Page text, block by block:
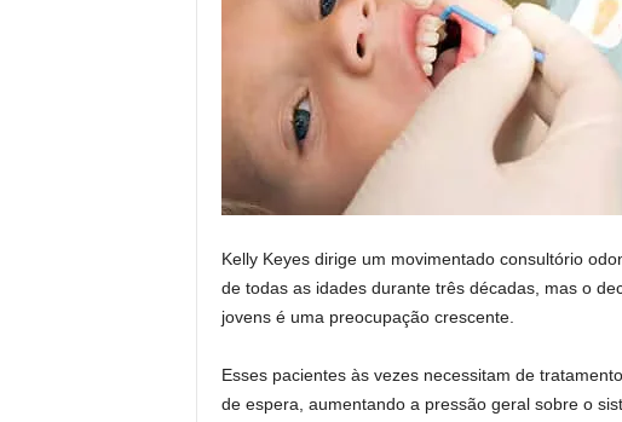
Kelly Keyes dirige um movimentado consultório
de todas as idades durante três décadas, mas o
jovens é uma preocupação crescente.
Esses pacientes às vezes necessitam de
de espera, aumentando a pressão geral sobre o